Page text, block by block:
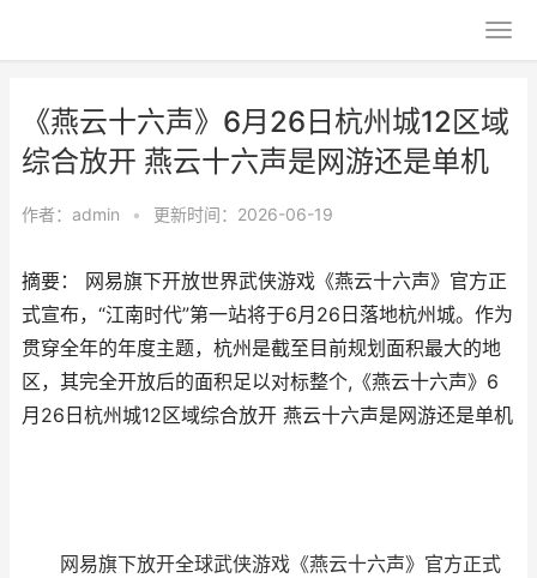
《燕云十六声》6月26日杭州城12区域
综合放开 燕云十六声是网游还是单机
作者： admin • 更新时间：2026-06-19
摘要： 网易旗下开放世界武侠游戏《燕云十六声》官方正
式宣布，“江南时代”第一站将于6月26日落地杭州城。作为
贯穿全年的年度主题，杭州是截至目前规划面积最大的地
区，其完全开放后的面积足以对标整个,《燕云十六声》6
月26日杭州城12区域综合放开 燕云十六声是网游还是单机
网易旗下放开全球武侠游戏《燕云十六声》官方正式